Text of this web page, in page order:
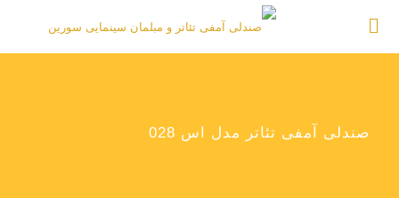
صندلی آمفی تئاتر مدل اس 028